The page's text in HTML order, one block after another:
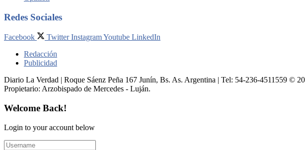
Redes Sociales
Facebook Twitter InstagramYoutube LinkedIn
Redacción
Publicidad
Diario La Verdad | Roque Sáenz Peña 167 Junín, Bs. As. Argentina | Tel: 54-236-4511559 ©
Propietario:​ Arzobispado de Mercedes - Luján.
Welcome Back!
Login to your account below